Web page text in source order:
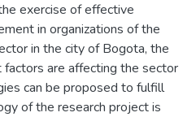
exercise of effective
in organizations of the
in the city of Bogota, the
factors are affecting the sector
can be proposed to fulfill
of the research project is